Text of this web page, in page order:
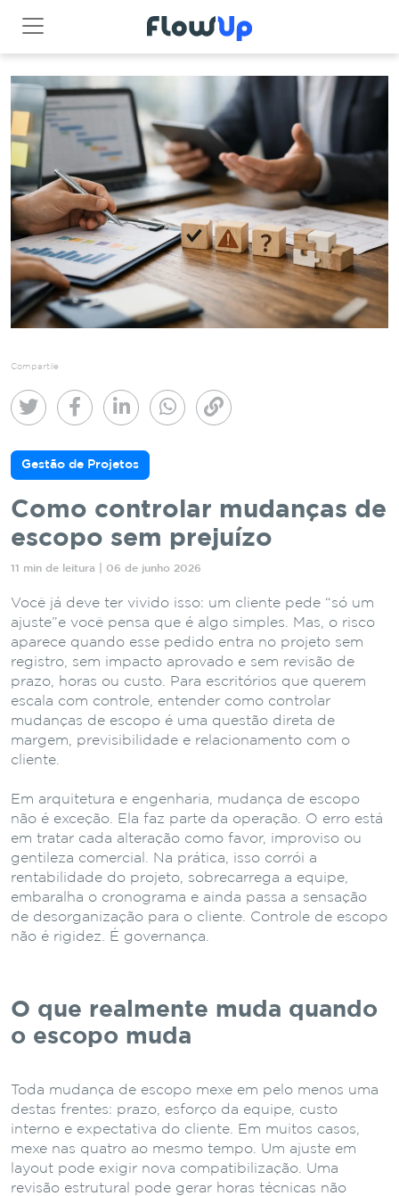
Compartile
Gestão de Projetos
Como controlar mudanças de
escopo sem prejuízo
11 min de leitura | 06 de junho 2026
Você já deve ter vivido isso: um cliente pede “só um
ajuste”e você pensa que é algo simples. Mas, o risco
aparece quando esse pedido entra no projeto sem
registro, sem impacto aprovado e sem revisão de
prazo, horas ou custo. Para escritórios que querem
escala com controle, entender como controlar
mudanças de escopo é uma questão direta de
margem, previsibilidade e relacionamento com o
cliente.
Em arquitetura e engenharia, mudança de escopo
não é exceção. Ela faz parte da operação. O erro está
em tratar cada alteração como favor, improviso ou
gentileza comercial. Na prática, isso corrói a
rentabilidade do projeto, sobrecarrega a equipe,
embaralha o cronograma e ainda passa a sensação
de desorganização para o cliente. Controle de escopo
não é rigidez. É governança.
O que realmente muda quando
o escopo muda
Toda mudança de escopo mexe em pelo menos uma
destas frentes: prazo, esforço da equipe, custo
interno e expectativa do cliente. Em muitos casos,
mexe nas quatro ao mesmo tempo. Um ajuste em
layout pode exigir nova compatibilização. Uma
revisão estrutural pode gerar horas técnicas não